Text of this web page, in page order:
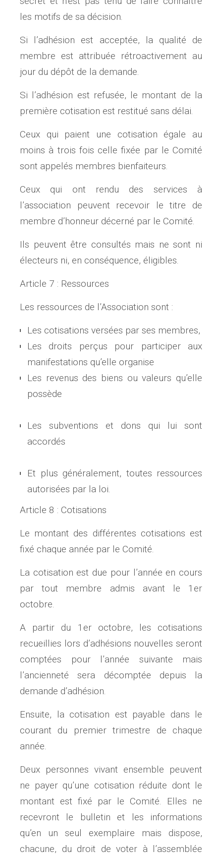
les motifs de sa décision.
Si l’adhésion est acceptée, la qualité de
membre est attribuée rétroactivement au
jour du dépôt de la demande.
Si l’adhésion est refusée, le montant de la
première cotisation est restitué sans délai.
Ceux qui paient une cotisation égale au
moins à trois fois celle fixée par le Comité
sont appelés membres bienfaiteurs.
Ceux qui ont rendu des services à
l’association peuvent recevoir le titre de
membre d’honneur décerné par le Comité.
Ils peuvent être consultés mais ne sont ni
électeurs ni, en conséquence, éligibles.
Article 7 : Ressources
Les ressources de l’Association sont :
Les cotisations versées par ses membres,
Les droits perçus pour participer aux
manifestations qu’elle organise
Les revenus des biens ou valeurs qu’elle
possède
Les subventions et dons qui lui sont
accordés
Et plus généralement, toutes ressources
autorisées par la loi.
Article 8 : Cotisations
Le montant des différentes cotisations est
fixé chaque année par le Comité.
La cotisation est due pour l’année en cours
par tout membre admis avant le 1er
octobre.
A partir du 1er octobre, les cotisations
recueillies lors d’adhésions nouvelles seront
comptées pour l’année suivante mais
l’ancienneté sera décomptée depuis la
demande d’adhésion.
Ensuite, la cotisation est payable dans le
courant du premier trimestre de chaque
année.
Deux personnes vivant ensemble peuvent
ne payer qu’une cotisation réduite dont le
montant est fixé par le Comité. Elles ne
recevront le bulletin et les informations
qu’en un seul exemplaire mais dispose,
chacune, du droit de voter à l’assemblée